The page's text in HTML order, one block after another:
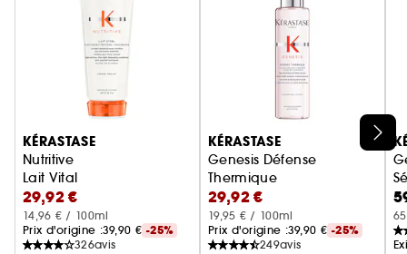
doux dès la première application.
98% des femmes recommandent leur routine
Nutritive pour cheveux très secs
Ignorer le carrousel produits
KÉRASTASE
Nutritive
Lait Vital
29,92 €
14,96 € / 100ml
Prix d'origine :39,90 € -25%
326avis
KÉRASTASE
Genesis Défense
Thermique
Fluide de brushing fortifiant
29,92 €
19,95 € / 100ml
Prix d'origine :39,90 € -25%
249avis